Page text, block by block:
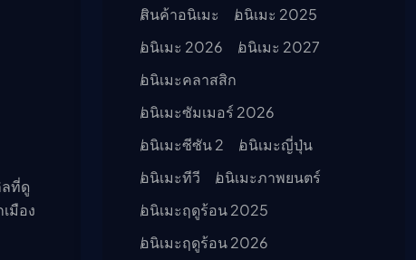
ที่ดู
มือง
สินค้าอนิเมะ
อนิเมะ 2025
อนิเมะ 2026
อนิเมะ 2027
อนิเมะคลาสสิก
อนิเมะซัมเมอร์ 2026
อนิเมะซีซัน 2
อนิเมะญี่ปุ่น
อนิเมะทีวี
อนิเมะภาพยนตร์
อนิเมะฤดูร้อน 2025
อนิเมะฤดูร้อน 2026